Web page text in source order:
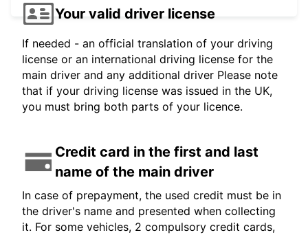
Your valid driver license
If needed - an official translation of your driving
license or an international driving license for the
main driver and any additional driver Please note
that if your driving license was issued in the UK,
you must bring both parts of your licence.
Credit card in the first and last
name of the main driver
In case of prepayment, the used credit must be in
the driver's name and presented when collecting
it. For some vehicles, 2 compulsory credit cards,